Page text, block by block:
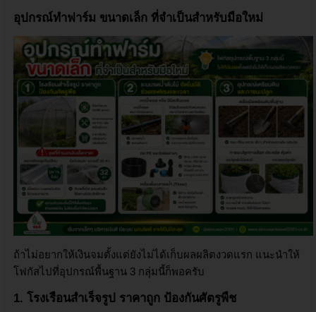
อุปกรณ์ทำฟาร์ม ขนาดเล็ก ที่จำเป็นสำหรับมือใหม่
ถ้าไม่อยากให้เงินจมตั้งแต่ยังไม่ได้เก็บผลผลิตงวดแรก แนะนำให้
โฟกัสไปที่อุปกรณ์พื้นฐาน 3 กลุ่มนี้ก็พอครับ
1.โรงเรือนสำเร็จรูป ราคาถูก ป้องกันศัตรูพืช